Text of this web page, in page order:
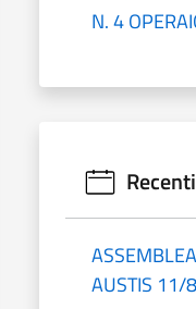
N. 4
Recenti
AUSTIS 11/